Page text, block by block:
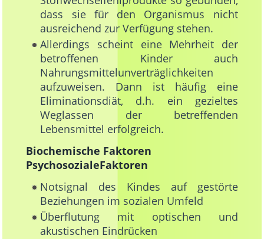
dass sie für den Organismus nicht
ausreichend zur Verfügung stehen.
Allerdings scheint eine Mehrheit der
betroffenen Kinder auch
Nahrungsmittelunverträglichkeiten
aufzuweisen. Dann ist häufig eine
Eliminationsdiät, d.h. ein gezieltes
Weglassen der betreffenden
Lebensmittel erfolgreich.
Biochemische Faktoren
PsychosozialeFaktoren
Notsignal des Kindes auf gestörte
Beziehungen im sozialen Umfeld
Überflutung mit optischen und
akustischen Eindrücken